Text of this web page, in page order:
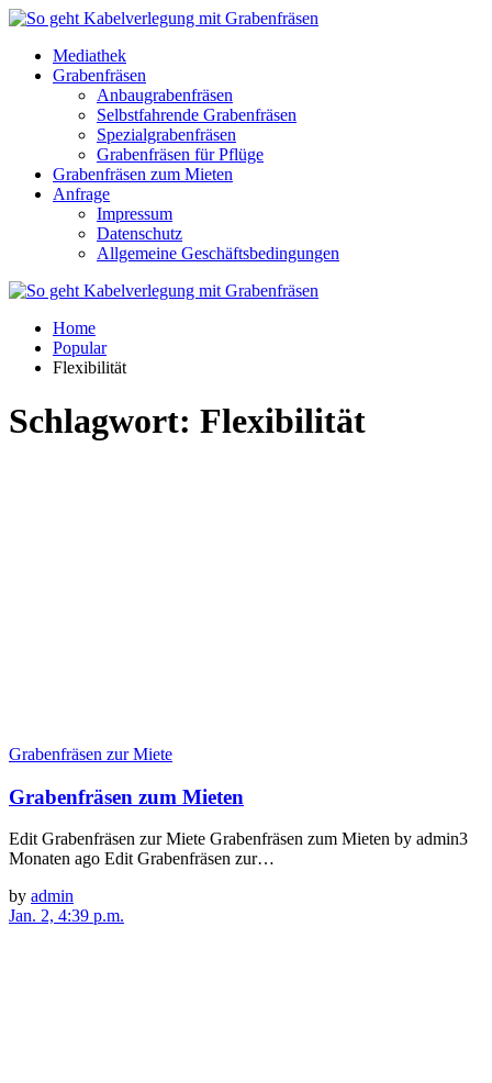
Mediathek
Grabenfräsen
Anbaugrabenfräsen
Selbstfahrende Grabenfräsen
Spezialgrabenfräsen
Grabenfräsen für Pflüge
Grabenfräsen zum Mieten
Anfrage
Impressum
Datenschutz
Allgemeine Geschäftsbedingungen
Home
Popular
Flexibilität
Schlagwort: Flexibilität
Grabenfräsen zur Miete
Grabenfräsen zum Mieten
Edit Grabenfräsen zur Miete Grabenfräsen zum Mieten by admin3
Monaten ago Edit Grabenfräsen zur…
by admin
Jan. 2, 4:39 p.m.